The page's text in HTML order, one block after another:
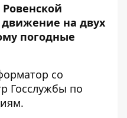
Ровенской
на двух
погодные
со
Госслужбы по
.